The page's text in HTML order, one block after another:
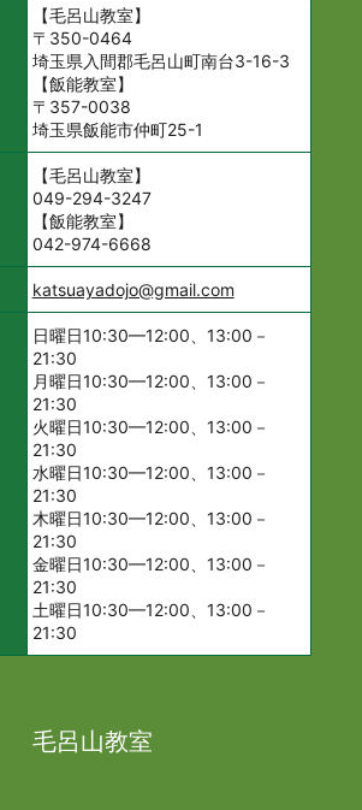
【毛呂山教室】
〒350-0464
埼玉県入間郡毛呂山町南台3-16-3
【飯能教室】
〒357-0038
埼玉県飯能市仲町25-1
【毛呂山教室】
049-294-3247
【飯能教室】
042-974-6668
katsuayadojo@gmail.com
日曜日10:30—12:00、13:00－
21:30
月曜日10:30—12:00、13:00－
21:30
火曜日10:30—12:00、13:00－
21:30
水曜日10:30—12:00、13:00－
21:30
木曜日10:30—12:00、13:00－
21:30
金曜日10:30—12:00、13:00－
21:30
土曜日10:30—12:00、13:00－
21:30
毛呂山教室